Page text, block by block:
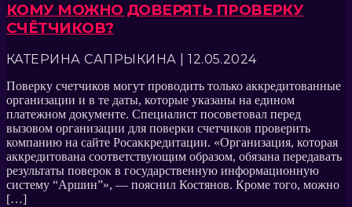
КОМУ МОЖНО ДОВЕРЯТЬ ПРОВЕРКУ
СЧЁТЧИКОВ?
КАТЕРИНА САПРЫКИНА | 12.05.2024
Поверку счетчиков могут проводить только аккредитованные
организации и в те даты, которые указаны на едином
платежном документе. Специалист посоветовал перед
вызовом организации для поверки счетчиков проверить
компанию на сайте Росаккредитации. «Организация, которая
аккредитована соответствующим образом, обязана передавать
результаты поверок в государственную информационную
систему “Аршин”», — пояснил Костянов. Кроме того, можно
[…]